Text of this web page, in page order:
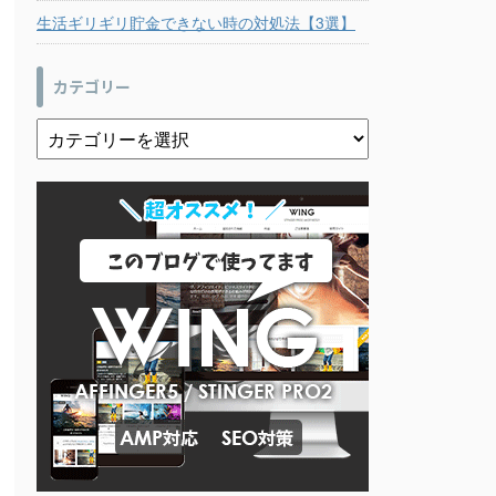
生活ギリギリ貯金できない時の対処法【3選】
カテゴリー